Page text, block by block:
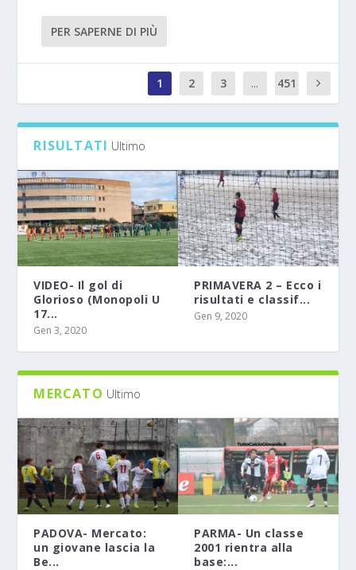
PER SAPERNE DI PIÙ
1 2 3 ...
451
1
RISULTATI Ultimo
VIDEO- Il gol di
Glorioso (Monopoli U
17...
Gen 3, 2020
PRIMAVERA 2 – Ecco i
risultati e classif...
Gen 9, 2020
MERCATO Ultimo
PADOVA- Mercato:
un giovane lascia la
Be...
PARMA- Un classe
2001 rientra alla
base:...